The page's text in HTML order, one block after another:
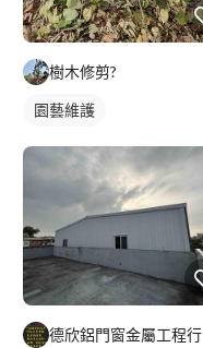
樹木修剪?
園藝維護
德欣鋁門窗金屬工程行